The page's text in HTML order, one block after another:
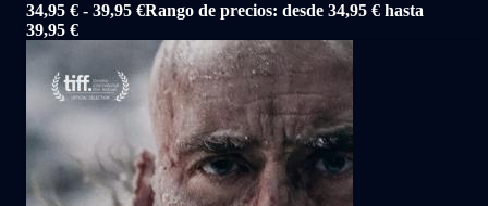
34,95 € - 39,95 €Rango de precios: desde 34,95 € hasta
39,95 €